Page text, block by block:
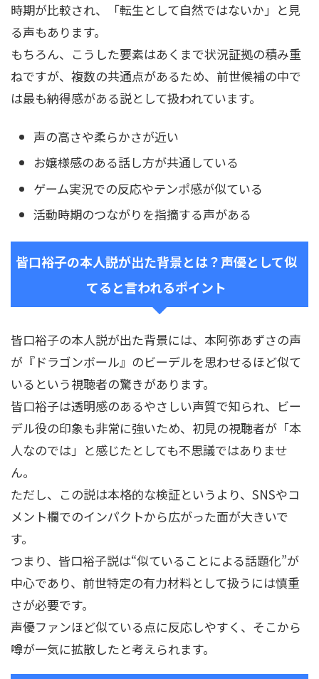
時期が比較され、「転生として自然ではないか」と見
る声もあります。
もちろん、こうした要素はあくまで状況証拠の積み重
ねですが、複数の共通点があるため、前世候補の中で
は最も納得感がある説として扱われています。
声の高さや柔らかさが近い
お嬢様感のある話し方が共通している
ゲーム実況での反応やテンポ感が似ている
活動時期のつながりを指摘する声がある
皆口裕子の本人説が出た背景とは？声優として似
てると言われるポイント
皆口裕子の本人説が出た背景には、本阿弥あずさの声
が『ドラゴンボール』のビーデルを思わせるほど似て
いるという視聴者の驚きがあります。
皆口裕子は透明感のあるやさしい声質で知られ、ビー
デル役の印象も非常に強いため、初見の視聴者が「本
人なのでは」と感じたとしても不思議ではありませ
ん。
ただし、この説は本格的な検証というより、SNSやコ
メント欄でのインパクトから広がった面が大きいで
す。
つまり、皆口裕子説は“似ていることによる話題化”が
中心であり、前世特定の有力材料として扱うには慎重
さが必要です。
声優ファンほど似ている点に反応しやすく、そこから
噂が一気に拡散したと考えられます。